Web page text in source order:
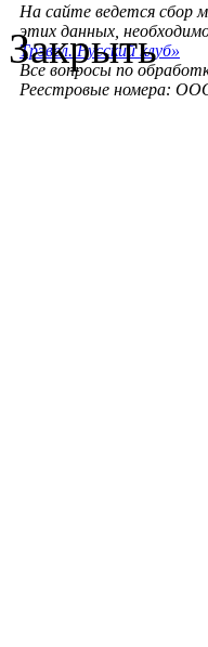
На сайте ведется сбор
этих данных,
Трэвел. Русский клуб»
Все вопросы по
Реестровые номера:
Закрыть